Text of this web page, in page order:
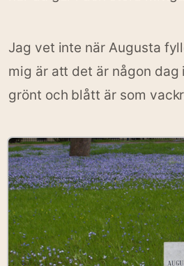
Jag vet inte när Augusta
mig är att det är någon
grönt och blått är som